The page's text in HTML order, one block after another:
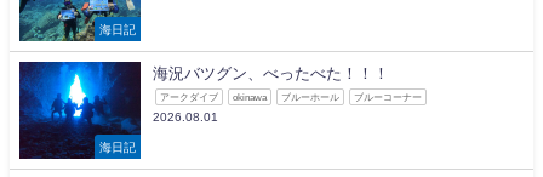
海日記
海日記
海況バツグン、べったべた！！！
アークダイブ okinawa ブルーホール ブルーコーナー
2026.08.01